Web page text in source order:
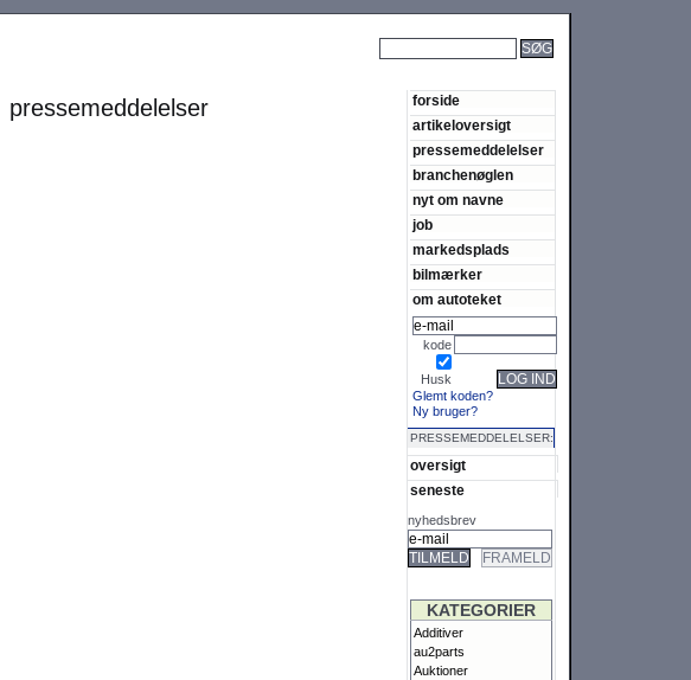
SØG
pressemeddelelser
forside
artikeloversigt
pressemeddelelser
branchenøglen
nyt om navne
job
markedsplads
bilmærker
om autoteket
kode
Husk LOG IND
Glemt koden?
Ny bruger?
PRESSEMEDDELELSER:
oversigt
seneste
nyhedsbrev
TILMELD FRAMELD
KATEGORIER
Additiver
au2parts
Auktioner